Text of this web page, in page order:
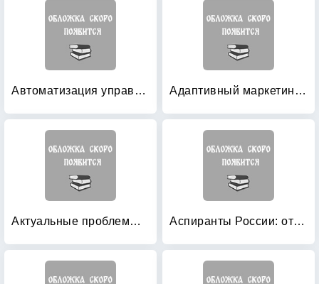
Автоматизация управления филиалом вуза Адаптивный маркетинг вузов: стратегии и рынки
Актуальные проблемы педагогической инноватики: Материалы международной научно-практической конференции Аспиранты России: отбор, подготовка к самостоятельной научной и педагогической деятельности: Монография